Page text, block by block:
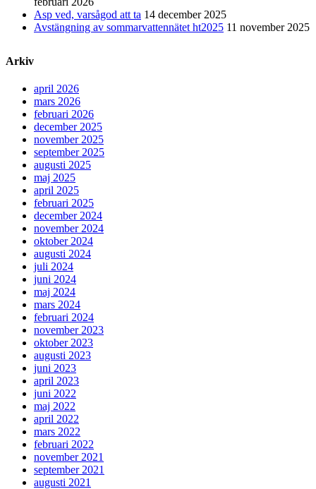
Asp ved, varsågod att ta 14 december 2025
Avstängning av sommarvattennätet ht2025 11 november 2025
Arkiv
april 2026
mars 2026
februari 2026
december 2025
november 2025
september 2025
augusti 2025
maj 2025
april 2025
februari 2025
december 2024
november 2024
oktober 2024
augusti 2024
juli 2024
juni 2024
maj 2024
mars 2024
februari 2024
november 2023
oktober 2023
augusti 2023
juni 2023
april 2023
juni 2022
maj 2022
april 2022
mars 2022
februari 2022
november 2021
september 2021
augusti 2021